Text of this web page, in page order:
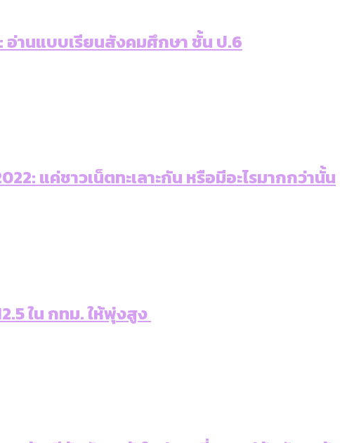
ยวใน กทม. [ข้อมูลดิบ]
านแบบเรียนสังคมศึกษา ชั้น ป.6
แค่ชาวเน็ตทะเลาะกัน หรือมีอะไรมากกว่านั้น
ใน กทม. ให้พุ่งสูง